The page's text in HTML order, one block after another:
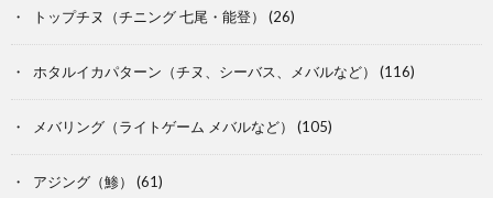
トップチヌ（チニング 七尾・能登） (26)
ホタルイカパターン（チヌ、シーバス、メバルなど） (116)
メバリング（ライトゲーム メバルなど） (105)
アジング（鯵） (61)